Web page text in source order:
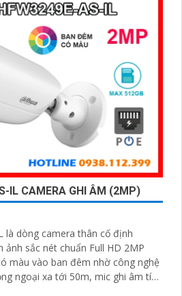
IL CAMERA GHI ÂM (2MP)
là dòng camera thân cố định
ảnh sắc nét chuẩn Full HD 2MP
màu vào ban đêm nhờ công nghệ